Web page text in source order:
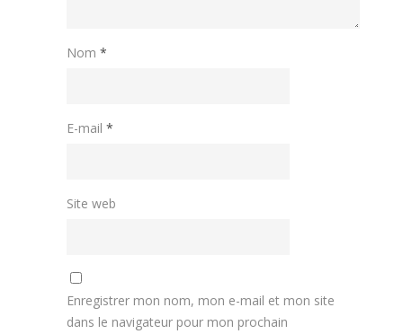
Nom *
E-mail *
Site web
Enregistrer mon nom, mon e-mail et mon site
dans le navigateur pour mon prochain